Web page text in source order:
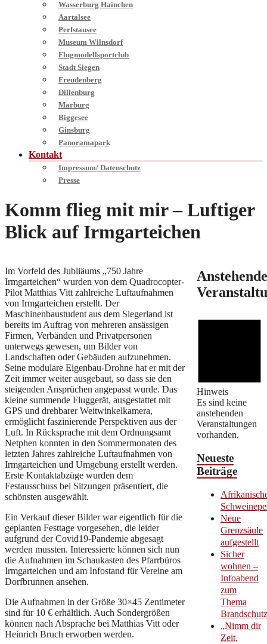
Wasserburg Hainchen
Aartalsee
Perfstausee
Museum Wilnsdorf
Flugmodellsportclub
Stadt Siegen
Freudenberg
Dillenburg
Marburg
Biggesee
Ginsburg
Panoramapark
Kontakt
Impressum/ Datenschutz
Presse
Komm flieg mit mir – Luftiger
Blick auf Irmgarteichen
Im Vorfeld des Jubliäums „750 Jahre
Irmgarteichen“ wurden von dem Quadrocopter-
Pilot Matthias Vitt zahlreiche Luftaufnahmen
von Irmgarteichen erstellt. Der
Maschinenbaustudent aus dem Siegerland ist
bereits im Auftrag von mehreren ansässigen
Firmen, Verbänden und Privatpersonen
unterwegs gewesen, um Bilder von
Landschaften oder Gebäuden aufzunehmen.
Seine modulare Eigenbau-Drohne hat er mit der
Zeit immer weiter ausgebaut, so dass sie den
steigenden Ansprüchen angepasst wurde. Das
kleine summende Fluggerät, ausgestattet mit
GPS und drehbarer Weitwinkelkamera,
ermöglicht faszinierende Perspektiven aus der
Luft. In Rücksprache mit dem Ordnungsamt
Netphen konnten in den Sommermonaten des
letzten Jahres zahlreiche Luftaufnahmen von
Irmgarteichen und Umgebung erstellt werden.
Erste Kontaktabzüge wurden dem
Festausschuss bei Sitzungen präsentiert, die
schönsten ausgewählt.
Ein Verkauf dieser Bilder war eigentlich für die
geplanten Festtage vorgesehen, die leider
aufgrund der Covid19-Pandemie abgesagt
werden mussten. Interessierte können sich nun
die Aufnahmen im Schaukasten des Pfarrbüros
Irmgarteichen und am Infostand für Vereine am
Dorfbrunnen ansehen.
Die Aufnahmen in der Größe 30×45 Zentimeter
sind für 10 € erhältlich. Auch Sondergrößen
können nach Absprache bei Matthias Vitt oder
Heinrich Bruch erworben werden.
Anstehende
Hinweis
Es sind keine
anstehenden
Veranstaltungen
vorhanden.
Neueste
Beiträge
Neue
Grenzsäule
aufgestellt
Sicher
wohnen –
Infoabend
zum
Thema
Brandschutz
„Nimm dir
Zeit,